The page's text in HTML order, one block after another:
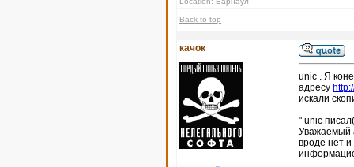
Back to top
качок
unic . Я
адресу
искали
" unic
Уважаемый
вроде нет